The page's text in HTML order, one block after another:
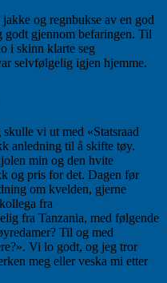
og regnbukse av en god
godt gjennom befaringen. Til
i skinn klarte seg
selvfølgelig igjen hjemme.
vi ut med «Statsraad
anledning til å skifte tøy.
min og den hvite
og pris for det. Dagen før
om kvelden, gjerne
fra
fra Tanzania, med følgende
Til og med
Vi lo godt, og jeg tror
meg eller veska mi etter